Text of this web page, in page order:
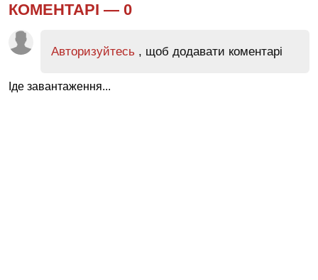
КОМЕНТАРІ — 0
Авторизуйтесь , щоб додавати коментарі
Іде завантаження...